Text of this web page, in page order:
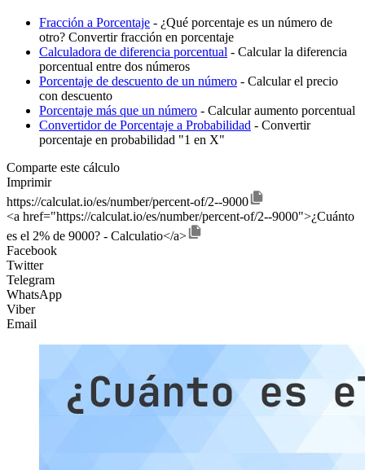
Fracción a Porcentaje - ¿Qué porcentaje es un número de
otro? Convertir fracción en porcentaje
Calculadora de diferencia porcentual - Calcular la diferencia
porcentual entre dos números
Porcentaje de descuento de un número - Calcular el precio
con descuento
Porcentaje más que un número - Calcular aumento porcentual
Convertidor de Porcentaje a Probabilidad - Convertir
porcentaje en probabilidad "1 en X"
Comparte este cálculo
Imprimir
https://calculat.io/es/number/percent-of/2--9000
<a href="https://calculat.io/es/number/percent-of/2--9000">¿Cuánto
es el 2% de 9000? - Calculatio</a>
Facebook
Twitter
Telegram
WhatsApp
Viber
Email